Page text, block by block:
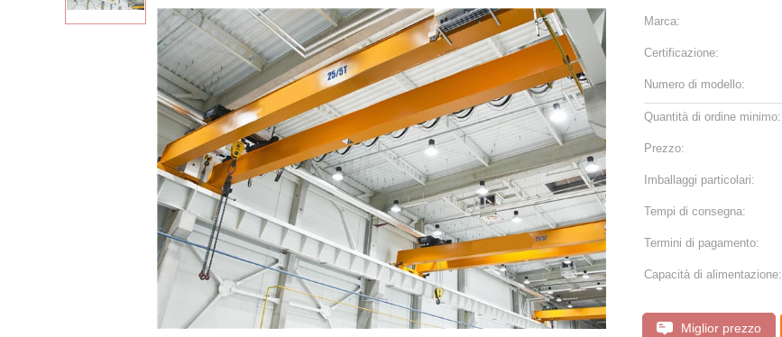
Marca:
Certificazione:
Numero di modello:
Quantità di ordine minimo:
Prezzo:
Imballaggi particolari:
Tempi di consegna:
Termini di pagamento:
Capacità di alimentazione:
Miglior prezzo